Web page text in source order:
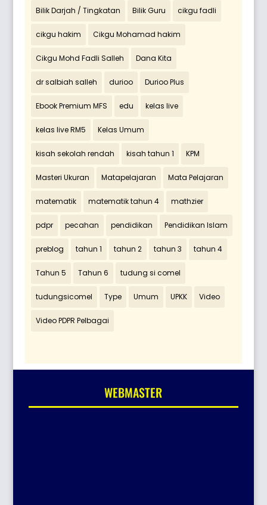
Bilik Darjah / Tingkatan Bilik Guru cikgu fadli
cikgu hakim Cikgu Mohamad hakim
Cikgu Mohd Fadli Salleh Dana Kita
dr salbiah salleh durioo Durioo Plus
Ebook Premium MFS edu kelas live
kelas live RM5 Kelas Umum
kisah sekolah rendah kisah tahun 1 KPM
Masteri Ukuran Matapelajaran Mata Pelajaran
matematik matematik tahun 4 mathzier
pdpr pecahan pendidikan Pendidikan Islam
preblog tahun 1 tahun 2 tahun 3 tahun 4
Tahun 5 Tahun 6 tudung si comel
tudungsicomel Type Umum UPKK Video
Video PDPR Pelbagai
WEBMASTER